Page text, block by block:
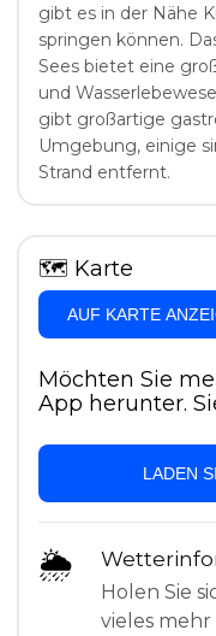
gibt es in der Nähe
springen können.
Sees bietet eine
und
gibt großartige
Umgebung, einige
Strand entfernt.
🗺 Karte
AUF KARTE
Möchten Sie
App herunter.
LADEN
🌦
Holen Sie
vieles mehr